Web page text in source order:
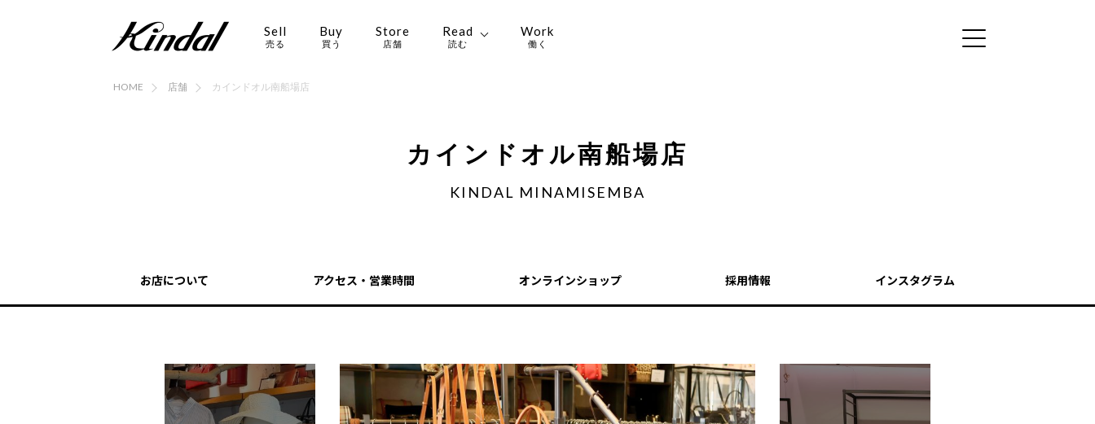
Sell
売る
Buy
買う
Store
店舗
Read
読む
Work
働く
HOME 店舗 カインドオル南船場店
カインドオル南船場店
KINDAL MINAMISEMBA
お店について アクセス・営業時間 オンラインショップ 採用情報 インスタグラム